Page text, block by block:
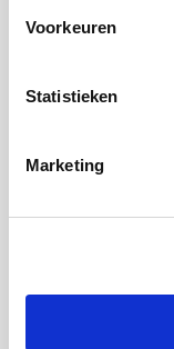
Voorkeuren
Statistieken
Marketing
Met Factor
nu ongeveer
heb. Mijn
longinhoud
deel van mijn
ongeveer 30%
geniet ik